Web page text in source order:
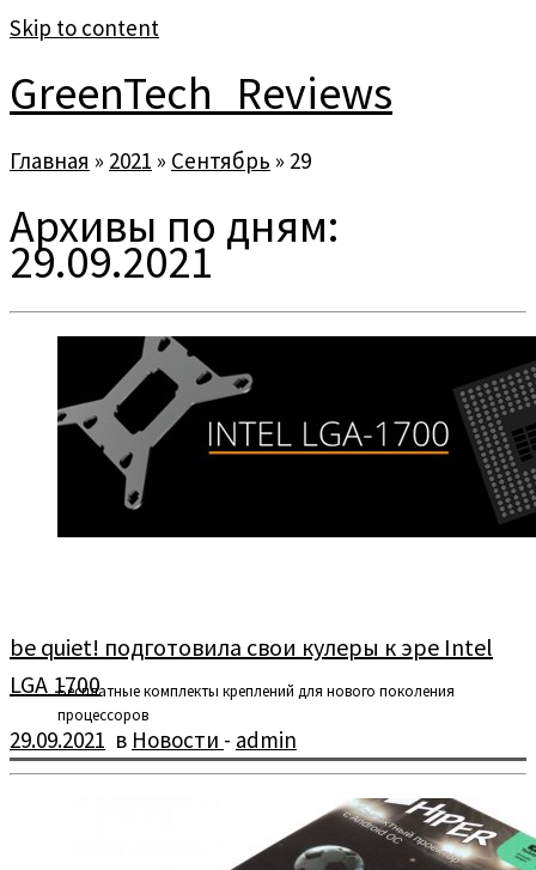
Skip to content
GreenTech_Reviews
Главная » 2021 » Сентябрь » 29
Архивы по дням:
29.09.2021
Бесплатные комплекты креплений для нового поколения
процессоров
be quiet! подготовила свои кулеры к эре Intel
LGA 1700
29.09.2021 в Новости - admin